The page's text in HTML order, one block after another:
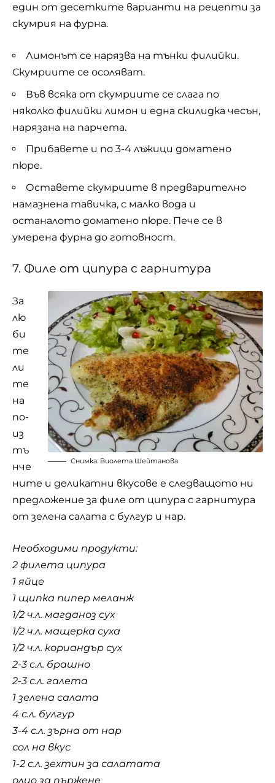
един от десетките варианти на рецепти за
скумрия на фурна.
Лимонът се нарязва на тънки филийки.
Скумриите се осоляват.
Във всяка от скумриите се слага по
няколко филийки лимон и една скилидка чесън,
нарязана на парчета.
Прибавете и по 3-4 лъжици доматено
пюре.
Оставете скумриите в предварително
намазнена тавичка, с малко вода и
останалото доматено пюре. Пече се в
умерена фурна до готовност.
7. Филе от ципура с гарнитура
Снимка: Виолета Шейтанова
За
лю
би
те
ли
те
на
по-
из
тъ
нче
ните и деликатни вкусове е следващото ни
предложение за филе от ципура с гарнитура
от зелена салата с булгур и нар.
Необходими продукти:
2 филета ципура
1 яйце
1 щипка пипер меланж
1/2 ч.л. магданоз сух
1/2 ч.л. мащерка суха
1/2 ч.л. кориандър сух
2-3 с.л. брашно
2-3 с.л. галета
1 зелена салата
4 с.л. булгур
3-4 с.л. зърна от нар
сол на вкус
1-2 с.л. зехтин за салатата
олио за пържене